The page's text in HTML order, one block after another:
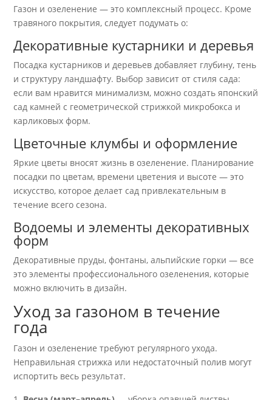
Газон и озеленение — это комплексный процесс. Кроме
травяного покрытия, следует подумать о:
Декоративные кустарники и деревья
Посадка кустарников и деревьев добавляет глубину, тень
и структуру ландшафту. Выбор зависит от стиля сада:
если вам нравится минимализм, можно создать японский
сад камней с геометрической стрижкой микробокса и
карликовых форм.
Цветочные клумбы и оформление
Яркие цветы вносят жизнь в озеленение. Планирование
посадки по цветам, времени цветения и высоте — это
искусство, которое делает сад привлекательным в
течение всего сезона.
Водоемы и элементы декоративных
форм
Декоративные пруды, фонтаны, альпийские горки — все
это элементы профессионального озеленения, которые
можно включить в дизайн.
Уход за газоном в течение
года
Газон и озеленение требуют регулярного ухода.
Неправильная стрижка или недостаточный полив могут
испортить весь результат.